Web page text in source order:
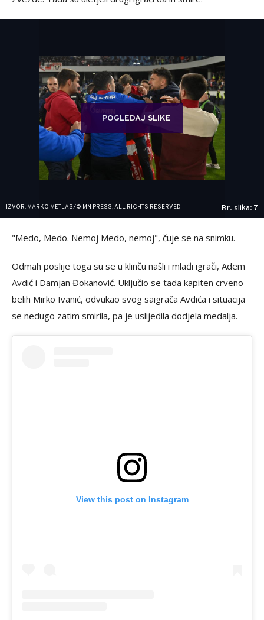
POGLEDAJ SLIKE
IZVOR: MARKO METLAS/© MN PRESS, ALL RIGHTS RESERVED Br. slika: 7
"Medo, Medo. Nemoj Medo, nemoj", čuje se na snimku.
Odmah poslije toga su se u klinču našli i mlađi igrači, Adem
Avdić i Damjan Đokanović. Uključio se tada kapiten crveno-
belih Mirko Ivanić, odvukao svog saigrača Avdića i situacija
se nedugo zatim smirila, pa je uslijedila dodjela medalja.
View this post on Instagram